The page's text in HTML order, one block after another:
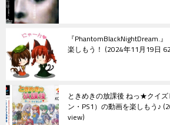
『PhantomBlackNightDream.
楽しもう！ 2024年11月19日
ときめきの放課後 ねっ★クイ
ン・PS1）の動画を楽しもう♪
view